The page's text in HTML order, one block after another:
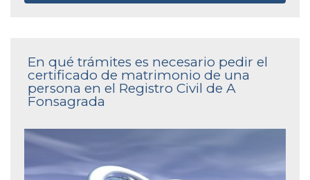
En qué trámites es necesario pedir el
certificado de matrimonio de una
persona en el Registro Civil de A
Fonsagrada